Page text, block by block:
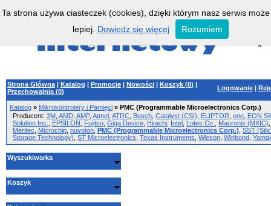
Strona Główna | Katalog | Promocje | Nowości | Koszyk (0) |
Przechowalnia (0) Logowanie |
Katalog » Mikrokontrolery i Pamięci » PMC (Programmable Microelectronics Corp.)
Producent: 3M AMD AMP, Atmel ATRC Bosch Catalyst (CSI) ELIPTOR ene EON
Solution Inc.
EPSILON Fujitsu Giga Device Hitachi Intel Lotes Co. Macronix (MXIC)
Meritec
Microchip nuvoton PMC (Programmable Microelectronics Corp.) SST
Storage Technology) ST Microelectronics Texas Instruments Wieson Winbond
Wyszukiwarka
Koszyk
Ta strona używa ciasteczek (cookies), dzięki którym nasz serwis może
lepiej. Dowiedz się więcej Rozumiem